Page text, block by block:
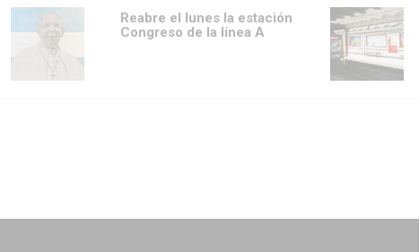
Reabre el lunes la estación
Congreso de la línea A